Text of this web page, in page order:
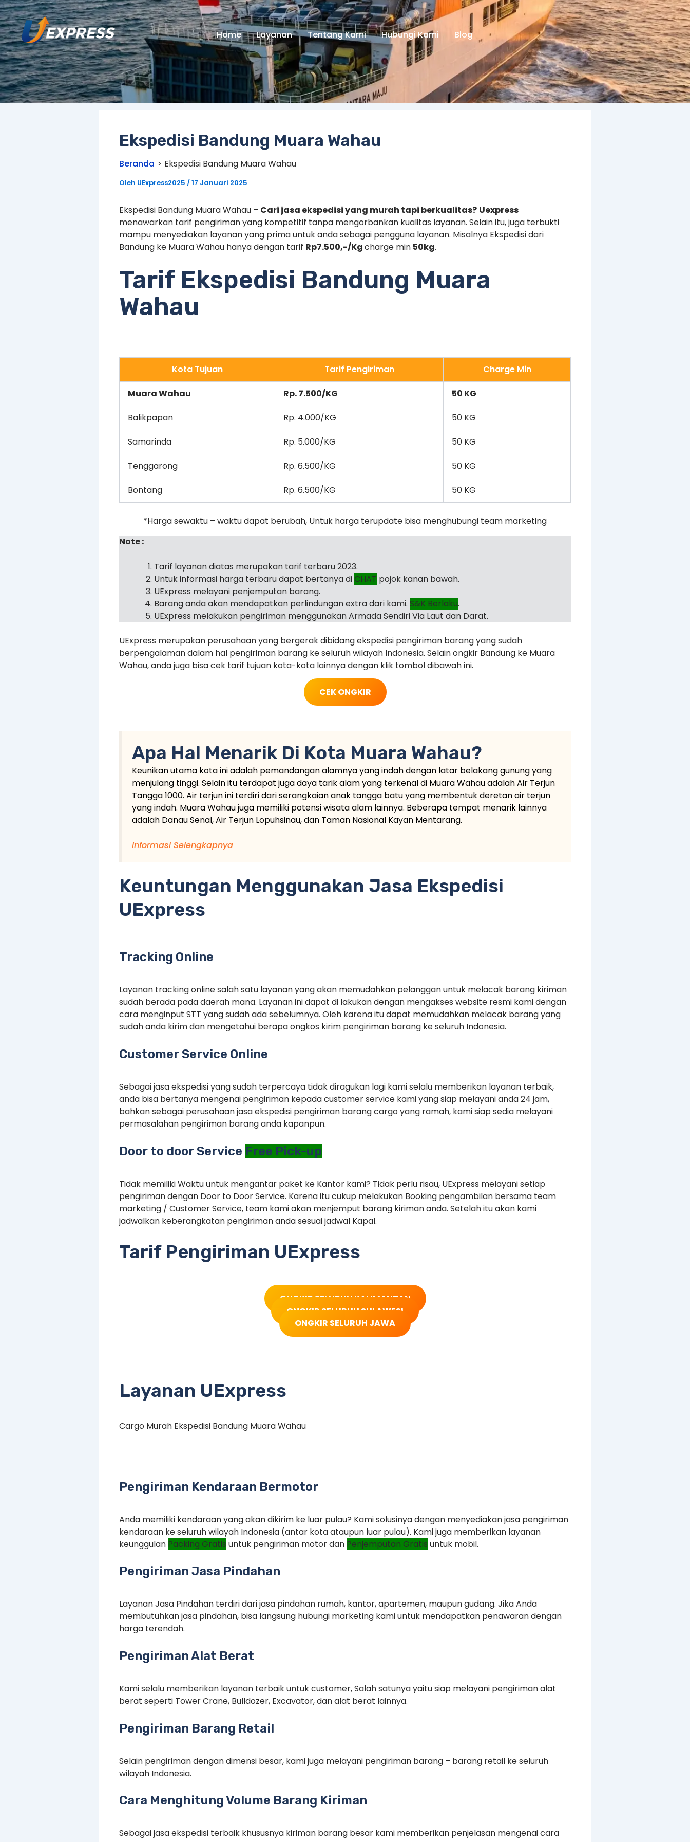
Lewati
ke
konten
Home Layanan Tentang Kami Hubungi Kami Blog
Ekspedisi Bandung Muara Wahau
Beranda Ekspedisi Bandung Muara Wahau
Oleh UExpress2025 /17 Januari 2025
Ekspedisi Bandung Muara Wahau – Cari jasa ekspedisi yang murah tapi berkualitas? Uexpress
menawarkan tarif pengiriman yang kompetitif tanpa mengorbankan kualitas layanan. Selain itu, juga terbukti
mampu menyediakan layanan yang prima untuk anda sebagai pengguna layanan. Misalnya Ekspedisi dari
Bandung ke Muara Wahau hanya dengan tarif Rp7.500,-/Kgcharge min 50kg.
Tarif Ekspedisi Bandung Muara
Wahau
Kota Tujuan Tarif Pengiriman Charge Min
Muara Wahau Rp. 7.500/KG 50 KG
Balikpapan Rp. 4.000/KG 50 KG
Samarinda Rp. 5.000/KG 50 KG
Tenggarong Rp. 6.500/KG 50 KG
Bontang Rp. 6.500/KG 50 KG
*Harga sewaktu – waktu dapat berubah, Untuk harga terupdate bisa menghubungi team marketing
Note :
Tarif layanan diatas merupakan tarif terbaru 2023.
Untuk informasi harga terbaru dapat bertanya diCHAT pojok kanan bawah.
UExpress melayani penjemputan barang.
Barang anda akan mendapatkan perlindungan extra dari kami. S&K Berlaku.
UExpress melakukan pengiriman menggunakan Armada Sendiri Via Laut dan Darat.
UExpress merupakan perusahaan yang bergerak dibidang ekspedisi pengiriman barang yang sudah
berpengalaman dalam hal pengiriman barang ke seluruh wilayah Indonesia. Selain ongkir Bandung ke Muara
Wahau, anda juga bisa cek tarif tujuan kota-kota lainnya dengan klik tombol dibawah ini.
CEK ONGKIR
Apa Hal Menarik Di Kota Muara Wahau?
Keunikan utama kota ini adalah pemandangan alamnya yang indah dengan latar belakang gunung yang
menjulang tinggi. Selain itu terdapat juga daya tarik alam yang terkenal di Muara Wahau adalah Air Terjun
Tangga 1000. Air terjun ini terdiri dari serangkaian anak tangga batu yang membentuk deretan air terjun
yang indah. Muara Wahau juga memiliki potensi wisata alam lainnya. Beberapa tempat menarik lainnya
adalah Danau Senal, Air Terjun Lopuhsinau, dan Taman Nasional Kayan Mentarang.
Informasi Selengkapnya
Keuntungan Menggunakan Jasa Ekspedisi
UExpress
Tracking Online
Layanan tracking online salah satu layanan yang akan memudahkan pelanggan untuk melacak barang kiriman
sudah berada pada daerah mana. Layanan ini dapat di lakukan dengan mengakses website resmi kami dengan
cara menginput STT yang sudah ada sebelumnya. Oleh karena itu dapat memudahkan melacak barang yang
sudah anda kirim dan mengetahui berapa ongkos kirim pengiriman barang ke seluruh Indonesia.
Customer Service Online
Sebagai jasa ekspedisi yang sudah terpercaya tidak diragukan lagi kami selalu memberikan layanan terbaik,
anda bisa bertanya mengenai pengiriman kepada customer service kami yang siap melayani anda 24 jam,
bahkan sebagai perusahaan jasa ekspedisi pengiriman barang cargo yang ramah, kami siap sedia melayani
permasalahan pengiriman barang anda kapanpun.
Door to door Service Free Pick-up
Tidak memiliki Waktu untuk mengantar paket ke Kantor kami? Tidak perlu risau, UExpress melayani setiap
pengiriman dengan Door to Door Service. Karena itu cukup melakukan Booking pengambilan bersama team
marketing / Customer Service, team kami akan menjemput barang kiriman anda. Setelah itu akan kami
jadwalkan keberangkatan pengiriman anda sesuai jadwal Kapal.
Tarif Pengiriman UExpress
ONGKIR SELURUH KALIMANTAN
ONGKIR SELURUH SULAWESI
ONGKIR SELURUH JAWA
Layanan UExpress
Cargo Murah Ekspedisi Bandung Muara Wahau
Pengiriman Kendaraan Bermotor
Anda memiliki kendaraan yang akan dikirim ke luar pulau? Kami solusinya dengan menyediakan jasa pengiriman
kendaraan ke seluruh wilayah Indonesia (antar kota ataupun luar pulau). Kami juga memberikan layanan
keunggulan Packing Gratis untuk pengiriman motor dan Penjemputan Gratis untuk mobil.
Pengiriman Jasa Pindahan
Layanan Jasa Pindahan terdiri dari jasa pindahan rumah, kantor, apartemen, maupun gudang. Jika Anda
membutuhkan jasa pindahan, bisa langsung hubungi marketing kami untuk mendapatkan penawaran dengan
harga terendah.
Pengiriman Alat Berat
Kami selalu memberikan layanan terbaik untuk customer, Salah satunya yaitu siap melayani pengiriman alat
berat seperti Tower Crane, Bulldozer, Excavator, dan alat berat lainnya.
Pengiriman Barang Retail
Selain pengiriman dengan dimensi besar, kami juga melayani pengiriman barang – barang retail ke seluruh
wilayah Indonesia.
Cara Menghitung Volume Barang Kiriman
Sebagai jasa ekspedisi terbaik khususnya kiriman barang besar kami memberikan penjelasan mengenai cara